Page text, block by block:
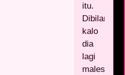
itu.
Dibilang
kalo
dia
lagi
males